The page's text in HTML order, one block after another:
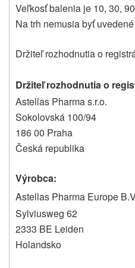
Veľkosť balenia je 10, 30,
Na trh nemusia byť
Držiteľ rozhodnutia o
Držiteľ rozhodnutia o
Astellas Pharma s.r.o.
Sokolovská 100/94
186 00 Praha
Česká republika
Výrobca:
Astellas Pharma Europe
Sylviusweg 62
2333 BE Leiden
Holandsko